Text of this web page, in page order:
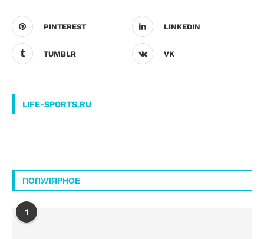
PINTEREST LINKEDIN
TUMBLR VK
LIFE-SPORTS.RU
ПОПУЛЯРНОЕ
1